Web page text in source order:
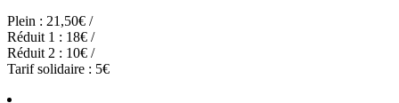
Plein : 21,50€ /
Réduit 1 : 18€ /
Réduit 2 : 10€ /
Tarif solidaire : 5€